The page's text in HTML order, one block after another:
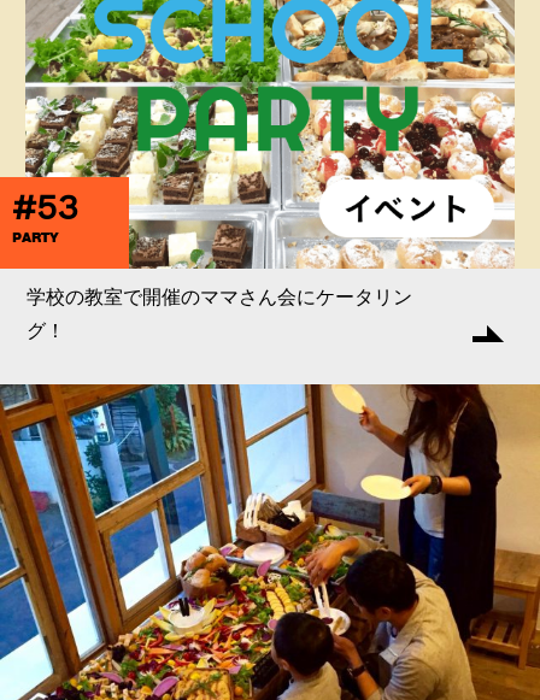
#53
PARTY
学校の教室で開催のママさん会にケータリン
グ！